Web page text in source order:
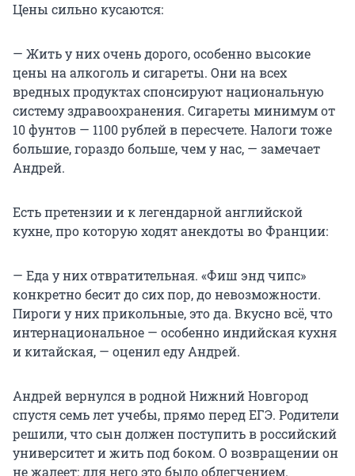
Цены сильно кусаются:
— Жить у них очень дорого, особенно высокие
цены на алкоголь и сигареты. Они на всех
вредных продуктах спонсируют национальную
систему здравоохранения. Сигареты минимум от
10 фунтов — 1100 рублей в пересчете. Налоги тоже
большие, гораздо больше, чем у нас, — замечает
Андрей.
Есть претензии и к легендарной английской
кухне, про которую ходят анекдоты во Франции:
— Еда у них отвратительная. «Фиш энд чипс»
конкретно бесит до сих пор, до невозможности.
Пироги у них прикольные, это да. Вкусно всё, что
интернациональное — особенно индийская кухня
и китайская, — оценил еду Андрей.
Андрей вернулся в родной Нижний Новгород
спустя семь лет учебы, прямо перед ЕГЭ. Родители
решили, что сын должен поступить в российский
университет и жить под боком. О возвращении он
не жалеет: для него это было облегчением.